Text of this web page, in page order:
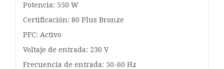
Potencia: 550 W
Certificación: 80 Plus Bronze
PFC: Activo
Voltaje de entrada: 230 V
Frecuencia de entrada: 50-60 Hz